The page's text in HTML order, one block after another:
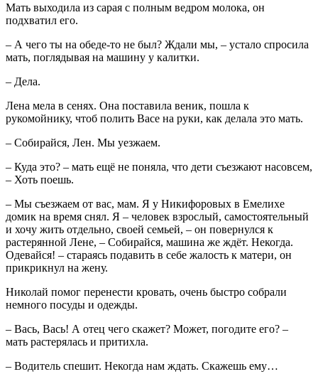
Мать выходила из сарая с полным ведром молока, он
подхватил его.
– А чего ты на обеде-то не был? Ждали мы, – устало спросила
мать, поглядывая на машину у калитки.
– Дела.
Лена мела в сенях. Она поставила веник, пошла к
рукомойнику, чтоб полить Васе на руки, как делала это мать.
– Собирайся, Лен. Мы уезжаем.
– Куда это? – мать ещё не поняла, что дети съезжают насовсем,
– Хоть поешь.
– Мы съезжаем от вас, мам. Я у Никифоровых в Емелихе
домик на время снял. Я – человек взрослый, самостоятельный
и хочу жить отдельно, своей семьей, – он повернулся к
растерянной Лене, – Собирайся, машина же ждёт. Некогда.
Одевайся! – стараясь подавить в себе жалость к матери, он
прикрикнул на жену.
Николай помог перенести кровать, очень быстро собрали
немного посуды и одежды.
– Вась, Вась! А отец чего скажет? Может, погодите его? –
мать растерялась и притихла.
– Водитель спешит. Некогда нам ждать. Скажешь ему…